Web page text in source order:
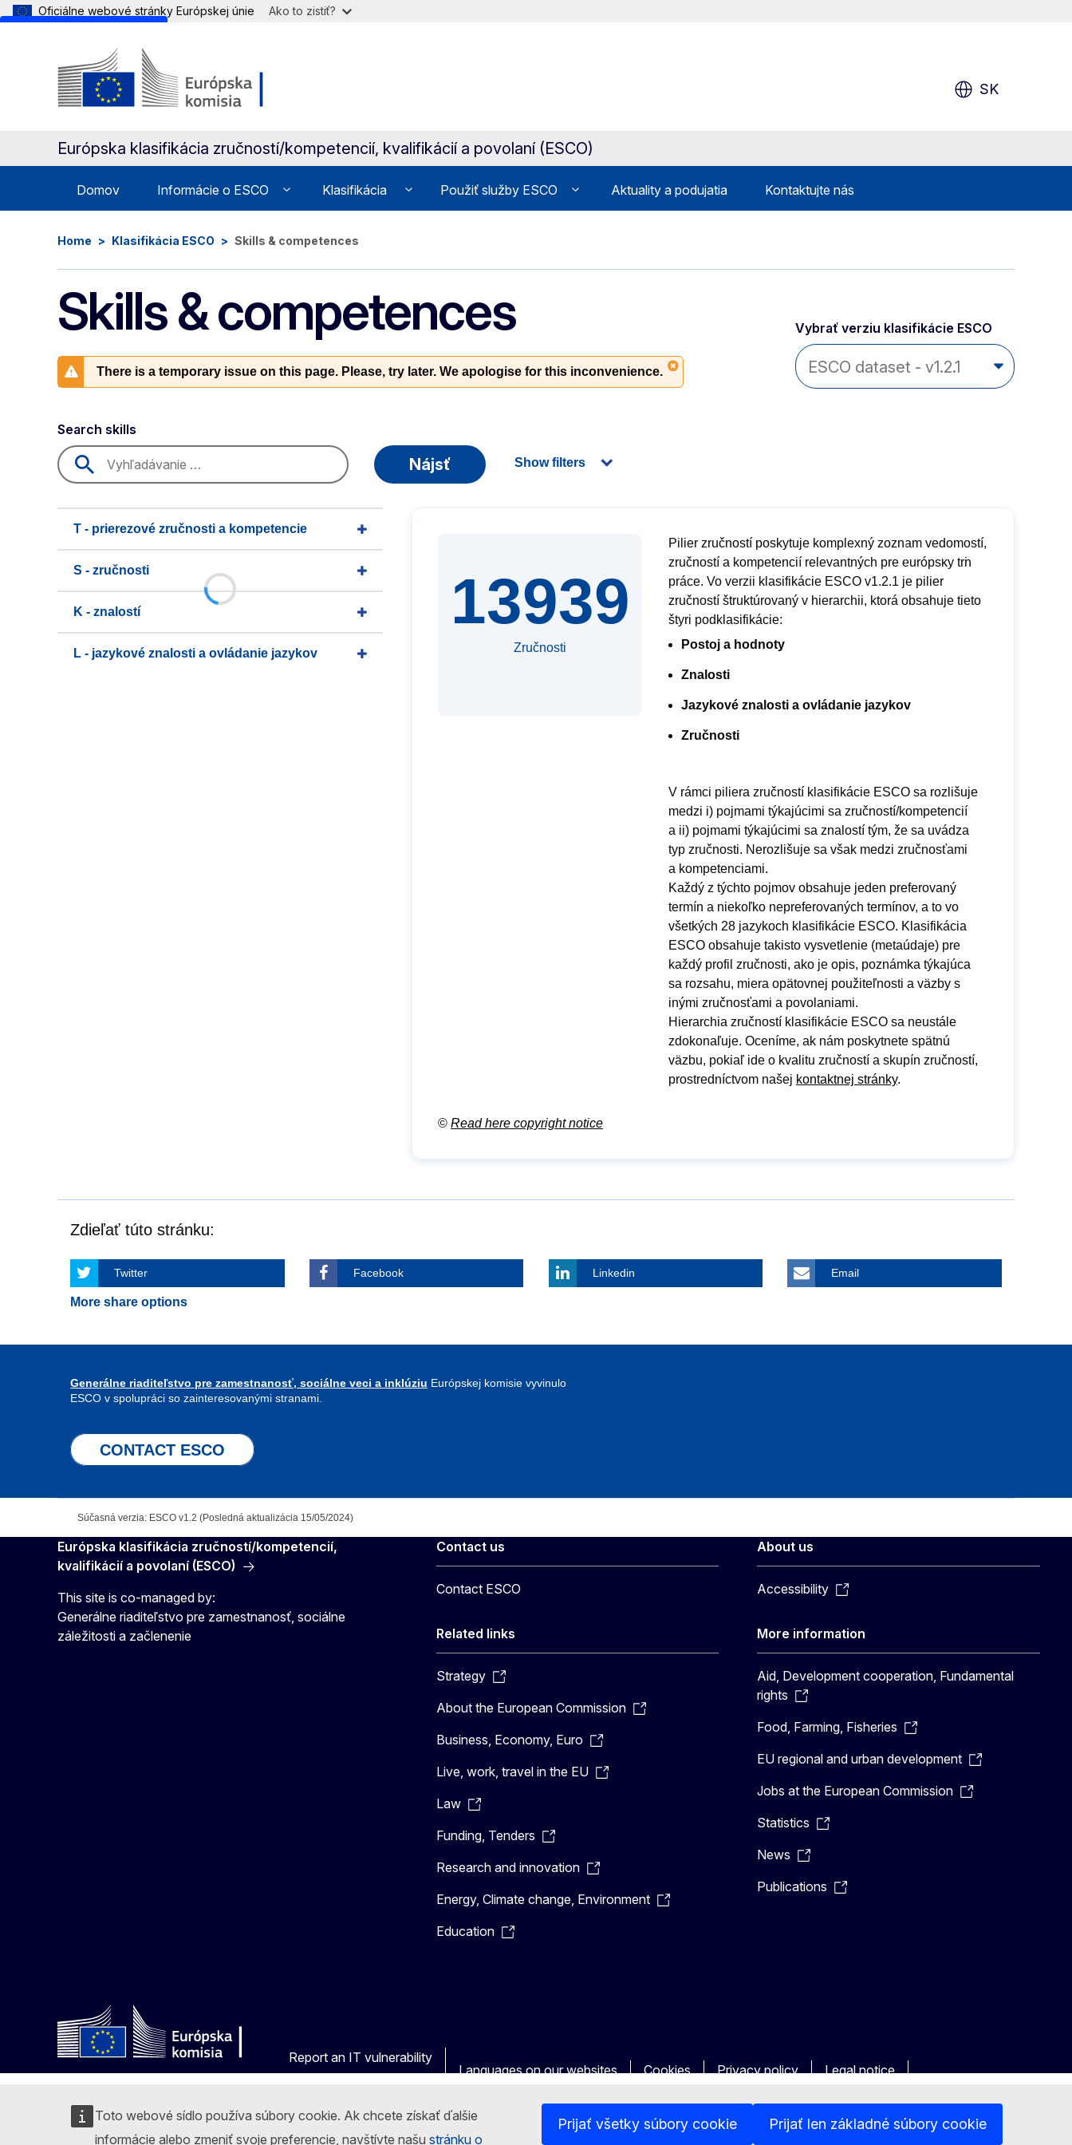
Oficiálne webové stránky Európskej únie Ako to zistiť?
Toto webové sídlo používa súbory cookie. Ak chcete získať ďalšie
informácie alebo zmeniť svoje preferencie, navštívte našu stránku o
Prijať všetky súbory cookie Prijať len základné súbory cookie
SK
Európska klasifikácia zručností/kompetencií, kvalifikácií a povolaní (ESCO)
Domov Informácie o ESCO Klasifikácia Použiť služby ESCO Aktuality a podujatia Kontaktujte nás
Home Klasifikácia ESCO Skills & competences
Skills & competences
There is a temporary issue on this page. Please, try later. We apologise for this inconvenience.
Vybrať verziu klasifikácie ESCO
Search skills
Nájsť Show filters
T - prierezové zručnosti a kompetencie
S - zručnosti
K - znalostí
L - jazykové znalosti a ovládanie jazykov
13939
Zručnosti
Pilier zručností poskytuje komplexný zoznam vedomostí,
zručností a kompetencií relevantných pre európsky trh
práce. Vo verzii klasifikácie ESCO v1.2.1 je pilier
zručností štruktúrovaný v hierarchii, ktorá obsahuje tieto
štyri podklasifikácie:
Postoj a hodnoty
Znalosti
Jazykové znalosti a ovládanie jazykov
Zručnosti
V rámci piliera zručností klasifikácie ESCO sa rozlišuje
medzi i) pojmami týkajúcimi sa zručností/kompetencií
a ii) pojmami týkajúcimi sa znalostí tým, že sa uvádza
typ zručnosti. Nerozlišuje sa však medzi zručnosťami
a kompetenciami.
Každý z týchto pojmov obsahuje jeden preferovaný
termín a niekoľko nepreferovaných termínov, a to vo
všetkých 28 jazykoch klasifikácie ESCO. Klasifikácia
ESCO obsahuje takisto vysvetlenie (metaúdaje) pre
každý profil zručnosti, ako je opis, poznámka týkajúca
sa rozsahu, miera opätovnej použiteľnosti a väzby s
inými zručnosťami a povolaniami.
Hierarchia zručností klasifikácie ESCO sa neustále
zdokonaľuje. Oceníme, ak nám poskytnete spätnú
väzbu, pokiaľ ide o kvalitu zručností a skupín zručností,
prostredníctvom našej kontaktnej stránky.
© Read here copyright notice
Zdieľať túto stránku:
Twitter Facebook Linkedin Email
More share options
Generálne riaditeľstvo pre zamestnanosť, sociálne veci a inklúziu Európskej komisie vyvinulo
ESCO v spolupráci so zainteresovanými stranami.
CONTACT ESCO
Súčasná verzia: ESCO v1.2 (Posledná aktualizácia 15/05/2024)
Európska klasifikácia zručností/kompetencií,
kvalifikácií a povolaní (ESCO)
This site is co-managed by:
Generálne riaditeľstvo pre zamestnanosť, sociálne
záležitosti a začlenenie
Contact us
Contact ESCO
Related links
Strategy
About the European Commission
Business, Economy, Euro
Live, work, travel in the EU
Law
Funding, Tenders
Research and innovation
Energy, Climate change, Environment
Education
About us
Accessibility
More information
Aid, Development cooperation, Fundamental
rights
Food, Farming, Fisheries
EU regional and urban development
Jobs at the European Commission
Statistics
News
Publications
Report an IT vulnerability
Languages on our websites
Cookies Privacy policy Legal notice